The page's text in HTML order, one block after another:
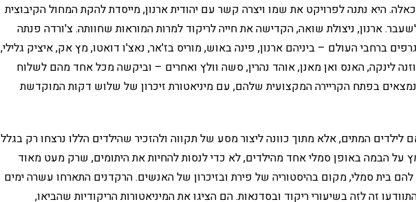
היא נתנה לפרויקט את שמו ויצרה קשר עם יהודית ארנון, מייסדת להקת המחול הקיבוצית
ארנון, ניצולת שואה, הקדישה את חייה לריקוד למרות המוראות שחוותה. צ'ורדה פנתה
ברחבי העולם – ביניהם ארנון, פינה באוש, מוריס בז'אר, נאצ'ו דואטו, מץ אק, איציק גלילי,
לינקה, האנס ואן מאנן, אוהד נהרין, סשה וולץ ואחרים – וביקשה מכל אחד מהם לשלוח
בפתח הקריירה המקצועית שלהם, עם מיניאטורת זיכרון של שלוש דקות המוקדשת
לילדים המתים, אלא מתוך כוונה ליצור מסע של תקווה ולהזכיר שהילדים הללו נרצחו רק בגלל
על הבמה באופן סמלי אחד מהילדים, לא כדי לנסות להחיות את היתומים, שרק מעט מאוד
בית סמלי, מקום בהיסטוריה של פירת ובזיכרון של האנשים. הרקדנים התארחו עשרה ימים
זה לזה בשיעורי ריקוד ובסדנאות. הם הציגו את המיניאטורות הריקודיות שהביאו,